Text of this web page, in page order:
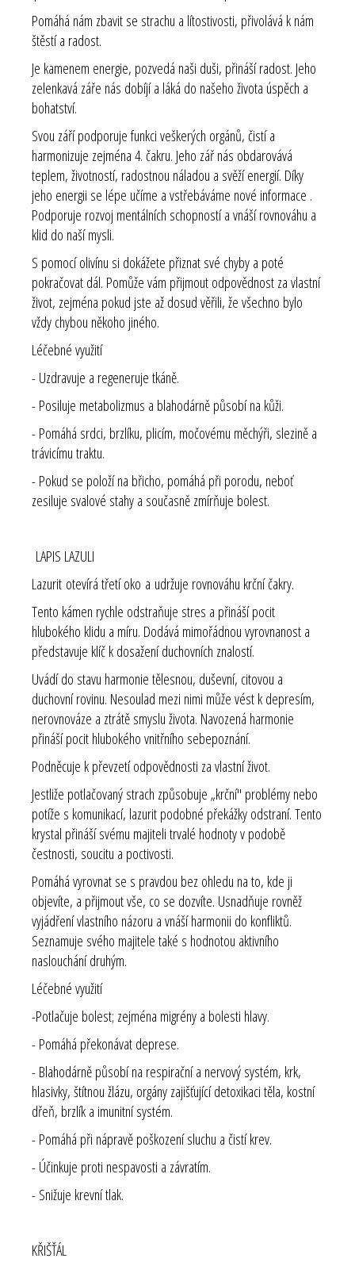
Pomáhá nám zbavit se strachu a lítostivosti, přivolává k nám
štěstí a radost.
Je kamenem energie, pozvedá naši duši, přináší radost. Jeho
zelenkavá záře nás dobíjí a láká do našeho života úspěch a
bohatství.
Svou září podporuje funkci veškerých orgánů, čistí a
harmonizuje zejména 4. čakru. Jeho zář nás obdarovává
teplem, životností, radostnou náladou a svěží energií. Díky
jeho energii se lépe učíme a vstřebáváme nové informace .
Podporuje rozvoj mentálních schopností a vnáší rovnováhu a
klid do naší mysli.
S pomocí olivínu si dokážete přiznat své chyby a poté
pokračovat dál. Pomůže vám přijmout odpovědnost za vlastní
život, zejména pokud jste až dosud věřili, že všechno bylo
vždy chybou někoho jiného.
Léčebné využití
- Uzdravuje a regeneruje tkáně.
- Posiluje metabolizmus a blahodárně působí na kůži.
- Pomáhá srdci, brzlíku, plicím, močovému měchýři, slezině a
trávicímu traktu.
- Pokud se položí na břicho, pomáhá při porodu, neboť
zesiluje svalové stahy a současně zmírňuje bolest.
LAPIS LAZULI
Lazurit otevírá třetí oko a udržuje rovnováhu krční čakry.
Tento kámen rychle odstraňuje stres a přináší pocit
hlubokého klidu a míru. Dodává mimořádnou vyrovnanost a
představuje klíč k dosažení duchovních znalostí.
Uvádí do stavu harmonie tělesnou, duševní, citovou a
duchovní rovinu. Nesoulad mezi nimi může vést k depresím,
nerovnováze a ztrátě smyslu života. Navozená harmonie
přináší pocit hlubokého vnitřního sebepoznání.
Podněcuje k převzetí odpovědnosti za vlastní život.
Jestliže potlačovaný strach způsobuje „krční" problémy nebo
potíže s komunikací, lazurit podobné překážky odstraní. Tento
krystal přináší svému majiteli trvalé hodnoty v podobě
čestnosti, soucitu a poctivosti.
Pomáhá vyrovnat se s pravdou bez ohledu na to, kde ji
objevíte, a přijmout vše, co se dozvíte. Usnadňuje rovněž
vyjádření vlastního názoru a vnáší harmonii do konfliktů.
Seznamuje svého majitele také s hodnotou aktivního
naslouchání druhým.
Léčebné využití
-Potlačuje bolest; zejména migrény a bolesti hlavy.
- Pomáhá překonávat deprese.
- Blahodárně působí na respirační a nervový systém, krk,
hlasivky, štítnou žlázu, orgány zajišťující detoxikaci těla, kostní
dřeň, brzlík a imunitní systém.
- Pomáhá při nápravě poškození sluchu a čistí krev.
- Účinkuje proti nespavosti a závratím.
- Snižuje krevní tlak.
KŘIŠŤÁL